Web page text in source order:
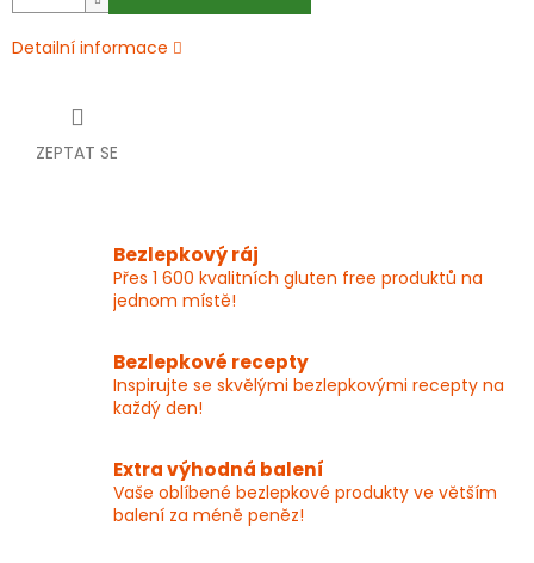
Detailní informace
ZEPTAT SE
Bezlepkový ráj
Přes 1 600 kvalitních gluten free produktů na
jednom místě!
Bezlepkové recepty
Inspirujte se skvělými bezlepkovými recepty na
každý den!
Extra výhodná balení
Vaše oblíbené bezlepkové produkty ve větším
balení za méně peněz!